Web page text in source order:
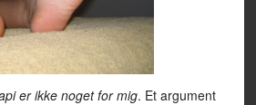
er ikke noget for mig. Et argument